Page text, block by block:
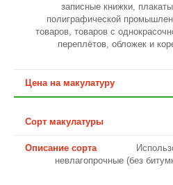
записные книжки,
полиграфической
товаров, товаров с
переплётов, обложек и
невлагопрочные (без